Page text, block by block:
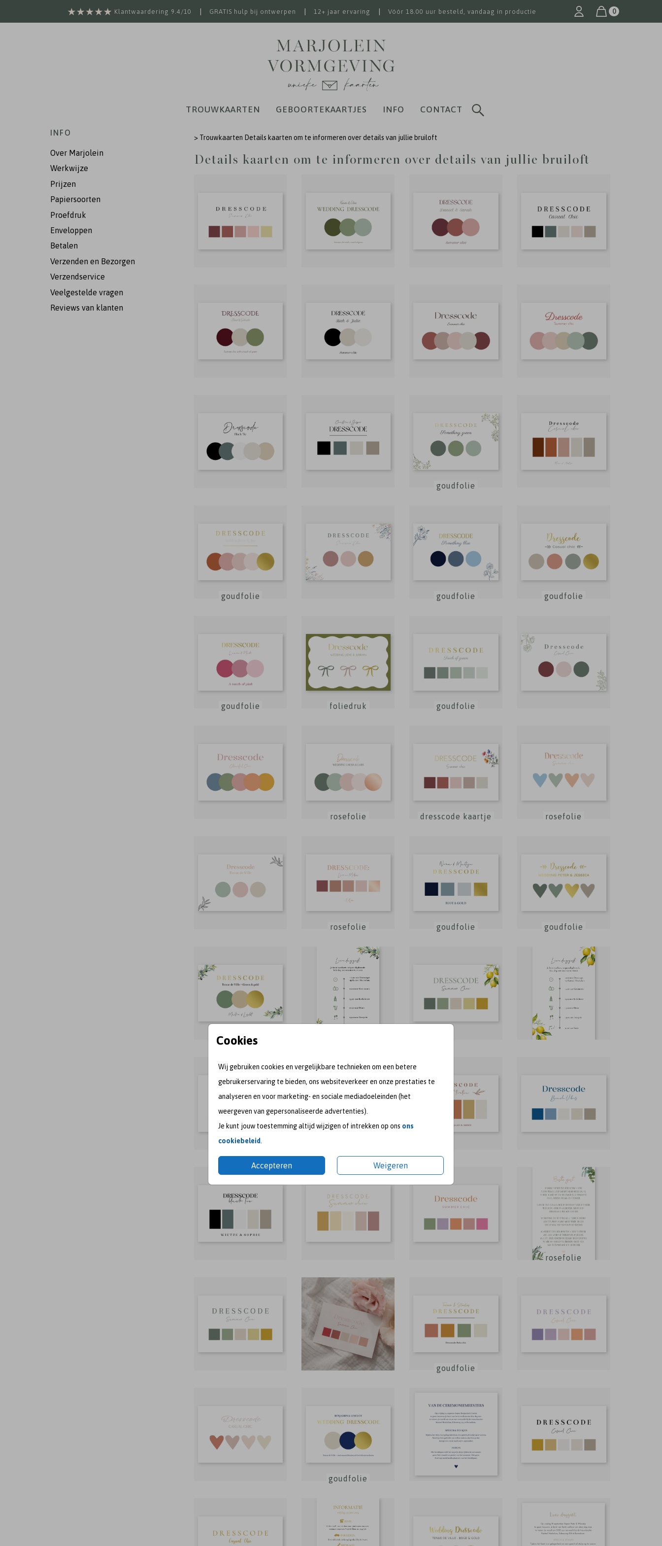
Klantwaardering 9.4/10 GRATIS hulp bij ontwerpen 12+ jaar ervaring Vóór 18.00 uur besteld, vandaag in productie 0
TROUWKAARTEN GEBOORTEKAARTJES INFO CONTACT
Cookies
Wij gebruiken cookies en vergelijkbare technieken om een betere
gebruikerservaring te bieden, ons websiteverkeer en onze prestaties te
analyseren en voor marketing- en sociale mediadoeleinden (het
weergeven van gepersonaliseerde advertenties).
Je kunt jouw toestemming altijd wijzigen of intrekken op ons ons
cookiebeleid
Accepteren Weigeren
INFO
Over Marjolein
Werkwijze
Prijzen
Papiersoorten
Proefdruk
Enveloppen
Betalen
Verzenden en Bezorgen
Verzendservice
Veelgestelde vragen
Reviews van klanten
> Trouwkaarten Details kaarten om te informeren over details van jullie bruiloft
Details kaarten om te informeren over details van jullie bruiloft
goudfolie
goudfolie goudfolie goudfolie
goudfolie foliedruk goudfolie
rosefolie dresscode kaartje rosefolie
rosefolie goudfolie goudfolie
goudfolie
rosefolie
goudfolie
goudfolie